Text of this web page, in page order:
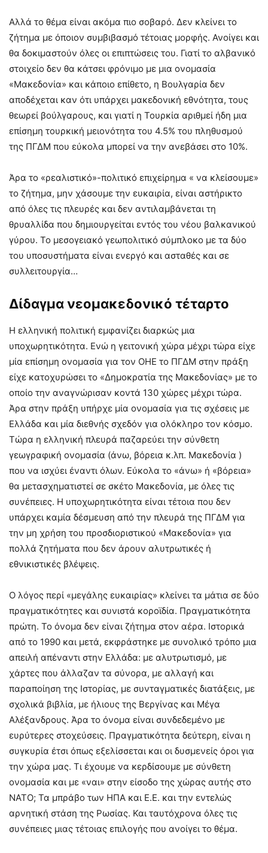
Αλλά το θέμα είναι ακόμα πιο σοβαρό. Δεν κλείνει το
ζήτημα με όποιον συμβιβασμό τέτοιας μορφής. Ανοίγει και
θα δοκιμαστούν όλες οι επιπτώσεις του. Γιατί το αλβανικό
στοιχείο δεν θα κάτσει φρόνιμο με μια ονομασία
«Μακεδονία» και κάποιο επίθετο, η Βουλγαρία δεν
αποδέχεται καν ότι υπάρχει μακεδονική εθνότητα, τους
θεωρεί βούλγαρους, και γιατί η Τουρκία αριθμεί ήδη μια
επίσημη τουρκική μειονότητα του 4.5% του πληθυσμού
της ΠΓΔΜ που εύκολα μπορεί να την ανεβάσει στο 10%.
Άρα το «ρεαλιστικό»-πολιτικό επιχείρημα « να κλείσουμε»
το ζήτημα, μην χάσουμε την ευκαιρία, είναι αστήρικτο
από όλες τις πλευρές και δεν αντιλαμβάνεται τη
θρυαλλίδα που δημιουργείται εντός του νέου βαλκανικού
γύρου. Το μεσογειακό γεωπολιτικό σύμπλοκο με τα δύο
του υποσυστήματα είναι ενεργό και ασταθές και σε
συλλειτουργία…
Δίδαγμα νεομακεδονικό τέταρτο
Η ελληνική πολιτική εμφανίζει διαρκώς μια
υποχωρητικότητα. Ενώ η γειτονική χώρα μέχρι τώρα είχε
μία επίσημη ονομασία για τον ΟΗΕ το ΠΓΔΜ στην πράξη
είχε κατοχυρώσει το «Δημοκρατία της Μακεδονίας» με το
οποίο την αναγνώρισαν κοντά 130 χώρες μέχρι τώρα.
Άρα στην πράξη υπήρχε μία ονομασία για τις σχέσεις με
Ελλάδα και μία διεθνής σχεδόν για ολόκληρο τον κόσμο.
Τώρα η ελληνική πλευρά παζαρεύει την σύνθετη
γεωγραφική ονομασία (άνω, βόρεια κ.λπ. Μακεδονία )
που να ισχύει έναντι όλων. Εύκολα το «άνω» ή «βόρεια»
θα μετασχηματιστεί σε σκέτο Μακεδονία, με όλες τις
συνέπειες. Η υποχωρητικότητα είναι τέτοια που δεν
υπάρχει καμία δέσμευση από την πλευρά της ΠΓΔΜ για
την μη χρήση του προσδιοριστικού «Μακεδονία» για
πολλά ζητήματα που δεν άρουν αλυτρωτικές ή
εθνικιστικές βλέψεις.
Ο λόγος περί «μεγάλης ευκαιρίας» κλείνει τα μάτια σε δύο
πραγματικότητες και συνιστά κοροϊδία. Πραγματικότητα
πρώτη. Το όνομα δεν είναι ζήτημα στον αέρα. Ιστορικά
από το 1990 και μετά, εκφράστηκε με συνολικό τρόπο μια
απειλή απέναντι στην Ελλάδα: με αλυτρωτισμό, με
χάρτες που άλλαζαν τα σύνορα, με αλλαγή και
παραποίηση της Ιστορίας, με συνταγματικές διατάξεις, με
σχολικά βιβλία, με ήλιους της Βεργίνας και Μέγα
Αλέξανδρους. Άρα το όνομα είναι συνδεδεμένο με
ευρύτερες στοχεύσεις. Πραγματικότητα δεύτερη, είναι η
συγκυρία έτσι όπως εξελίσσεται και οι δυσμενείς όροι για
την χώρα μας. Τι έχουμε να κερδίσουμε με σύνθετη
ονομασία και με «ναι» στην είσοδο της χώρας αυτής στο
ΝΑΤΟ; Τα μπράβο των ΗΠΑ και Ε.Ε. και την εντελώς
αρνητική στάση της Ρωσίας. Και ταυτόχρονα όλες τις
συνέπειες μιας τέτοιας επιλογής που ανοίγει το θέμα.